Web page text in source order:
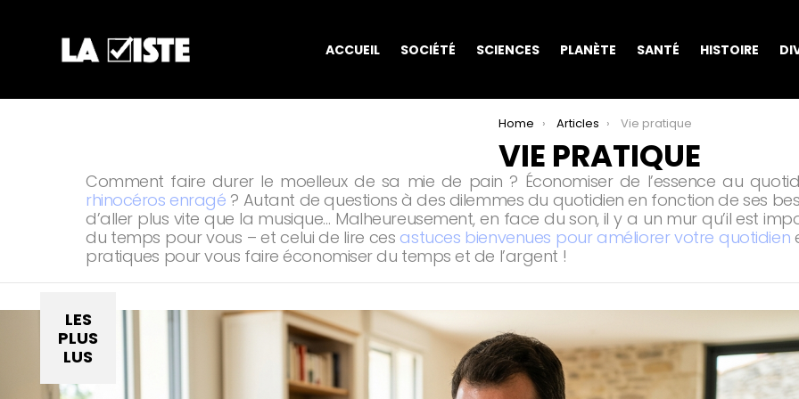
ACCUEIL SOCIÉTÉ SCIENCES PLANÈTE SANTÉ HISTOIRE
Home Articles Vie pratique
VIE PRATIQUE
Comment faire durer le moelleux de sa mie de pain ? Économiser de l’essence au
rhinocéros enragé ? Autant de questions à des dilemmes du quotidien en fonction de ses
d’aller plus vite que la musique… Malheureusement, en face du son, il y a un mur qu’il est
du temps pour vous – et celui de lire ces astuces bienvenues pour améliorer votre quotidien
pratiques pour vous faire économiser du temps et de l’argent !
LES
PLUS
LUS